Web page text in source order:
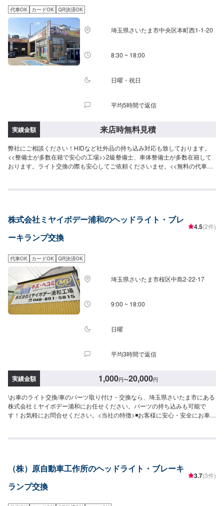
代車OK カードOK QR決済OK
埼玉県さいたま市中央区本町西1-1-20
8:30 ~ 18:00
日曜・祝日
平均5時間で返信
実績金額 来店時無料見積
弊社にご相談ください！HIDなど社外品の持ち込み対応も致しております。
<<整備士が多数在籍で安心の工場>>2級整備士、車体整備士が多数在籍して
おります。ライト交換の際も安心してご依頼くださいませ。<<無料の代車の
株式会社ミヤイボデー浦和のヘッドライト・ブレ
ーキランプ交換
4.5(2件)
代車OK カードOK QR決済OK
埼玉県さいたま市桜区中島2-22-17
9:00 ~ 18:00
日曜
平均3時間で返信
実績金額 1,000円〜20,000円
\お車のライト交換/車のパーツ取り付け・交換なら、埼玉県さいたま市にある
株式会社ミヤイボデー浦和にお任せください。パーツの持ち込みも可能で
す！お気軽にお問合せください。<当社の特徴>◾お客様に安心・安全にお車に
経験の長いスタッフが丁寧にわかりやすく説明いたしますので、その都度お
【1】お問い合わせ【2】車の確認・お見積もりの作成【3】車のお預かり
【4】修理開始【5】修理終了・お支払い【6】アフターサポート【代車につ
いて】作業中にお車が必要なお客様には、代車をお出しすることもできます
（株）原自動車工作所のヘッドライト・ブレーキ
ランプ交換
3.7(3件)